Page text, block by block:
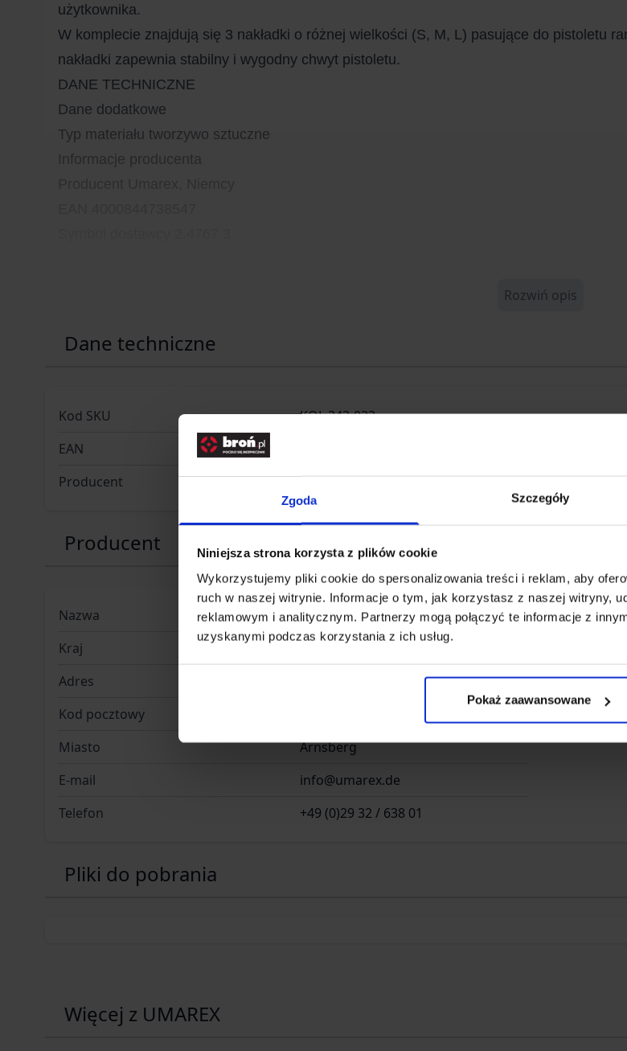
Zgoda Szczegóły
Niniejsza strona korzysta z plików cookie
Wykorzystujemy pliki cookie do spersonalizowania treści i reklam, aby
ruch w naszej witrynie. Informacje o tym, jak korzystasz z naszej witryny,
reklamowym i analitycznym. Partnerzy mogą połączyć te informacje z
uzyskanymi podczas korzystania z ich usług.
Pokaż zaawansowane
użytkownika.
W komplecie znajdują się 3 nakładki o różnej wielkości (S, M, L) pasujące do pistoletu
nakładki zapewnia stabilny i wygodny chwyt pistoletu.
DANE TECHNICZNE
Dane dodatkowe
Typ materiału tworzywo sztuczne
Informacje producenta
Rozwiń opis
Dane techniczne
Kod SKU
KOL.343-033
EAN
Producent
UMAREX
Producent
Nazwa
UMAREX GmbH & Co. KG
Kraj
Adres
Kod pocztowy
Miasto
Arnsberg
E-mail
info@umarex.de
Telefon
+49 (0)29 32 / 638 01
Pliki do pobrania
Więcej z UMAREX